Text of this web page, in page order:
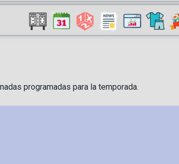
programadas para la temporada.